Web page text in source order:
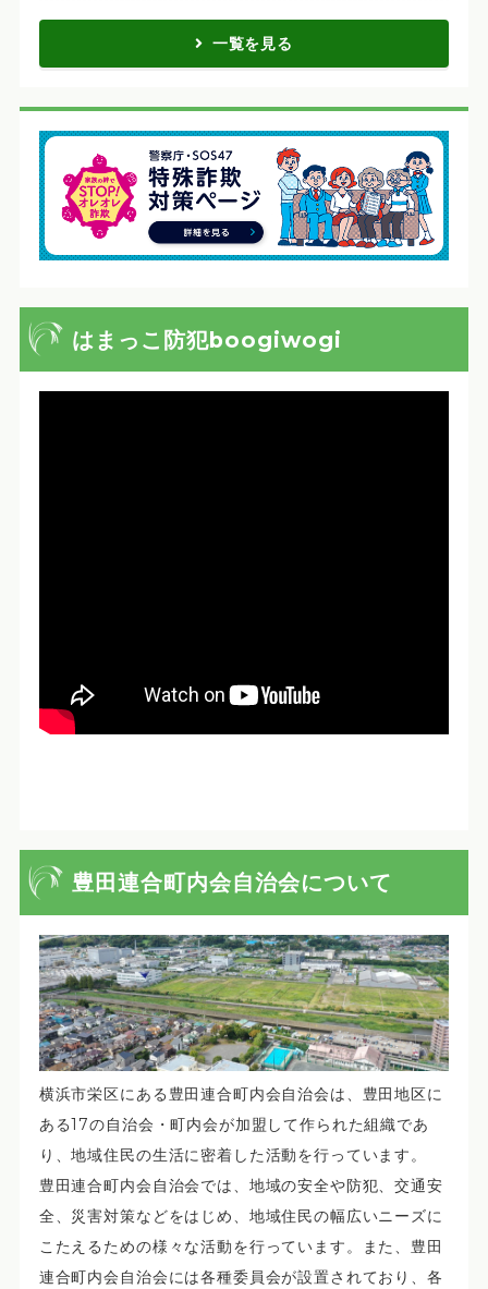
一覧を見る
はまっこ防犯boogiwogi
豊田連合町内会自治会について
横浜市栄区にある豊田連合町内会自治会は、豊田地区に
ある17の自治会・町内会が加盟して作られた組織であ
り、地域住民の生活に密着した活動を行っています。
豊田連合町内会自治会では、地域の安全や防犯、交通安
全、災害対策などをはじめ、地域住民の幅広いニーズに
こたえるための様々な活動を行っています。また、豊田
連合町内会自治会には各種委員会が設置されており、各